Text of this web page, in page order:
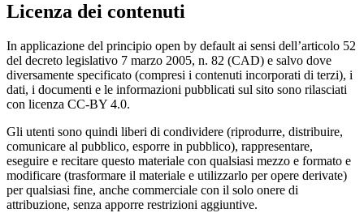
Licenza dei contenuti
In applicazione del principio open by default ai sensi dell’articolo 52
del decreto legislativo 7 marzo 2005, n. 82 (CAD) e salvo dove
diversamente specificato (compresi i contenuti incorporati di terzi), i
dati, i documenti e le informazioni pubblicati sul sito sono rilasciati
con licenza CC-BY 4.0.
Gli utenti sono quindi liberi di condividere (riprodurre, distribuire,
comunicare al pubblico, esporre in pubblico), rappresentare,
eseguire e recitare questo materiale con qualsiasi mezzo e formato e
modificare (trasformare il materiale e utilizzarlo per opere derivate)
per qualsiasi fine, anche commerciale con il solo onere di
attribuzione, senza apporre restrizioni aggiuntive.